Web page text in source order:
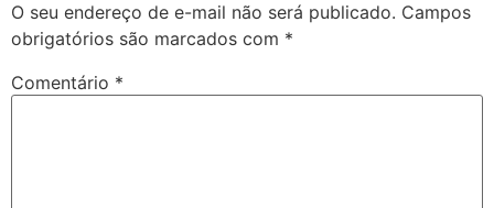
O seu endereço de e-mail não será publicado. Campos
obrigatórios são marcados com *
Comentário *